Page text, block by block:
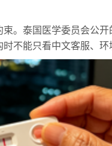
。泰国医学委员会公
不能只看中文客服、